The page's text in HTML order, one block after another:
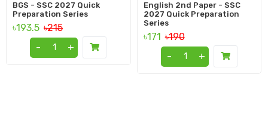
BGS - SSC 2027 Quick
Preparation Series
৳193.5 ৳215
-
+
English 2nd Paper - SSC
2027 Quick Preparation
Series
৳171 ৳190
-
+